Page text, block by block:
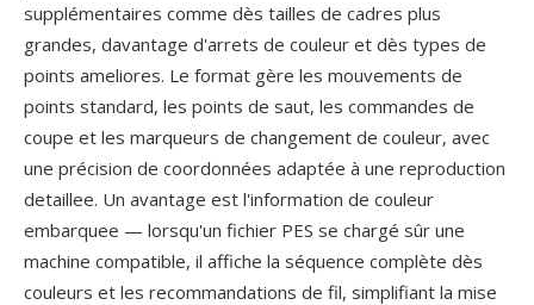
supplémentaires comme dès tailles de cadres plus
grandes, davantage d'arrets de couleur et dès types de
points ameliores. Le format gère les mouvements de
points standard, les points de saut, les commandes de
coupe et les marqueurs de changement de couleur, avec
une précision de coordonnées adaptée à une reproduction
detaillee. Un avantage est l'information de couleur
embarquee — lorsqu'un fichier PES se chargé sûr une
machine compatible, il affiche la séquence complète dès
couleurs et les recommandations de fil, simplifiant la mise